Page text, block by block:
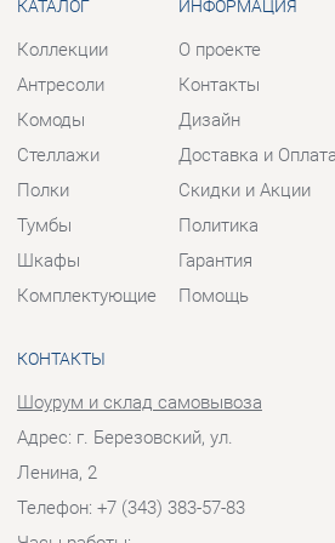
Полки
Тумбы
Шкафы
Комплектующие
Скидки и Акции
Политика
Гарантия
Помощь
Отправить сообщение